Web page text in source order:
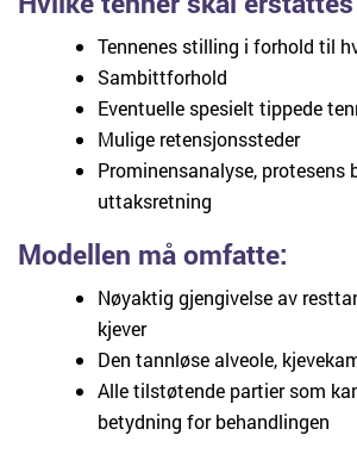
Tennenes stilling i forhold til
Sambittforhold
Eventuelle spesielt tippede
Mulige retensjonssteder
Prominensanalyse, protesens
uttaksretning
Modellen må omfatte:
Nøyaktig gjengivelse av
kjever
Den tannløse alveole,
Alle tilstøtende partier som
betydning for behandlingen